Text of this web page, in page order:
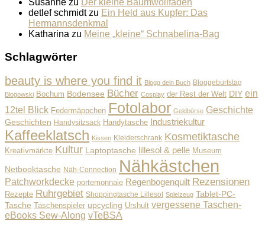
detlef schmidtzu Ein Held aus Kupfer: Das
Hermannsdenkmal
Katharina zu Meine „kleine“ Schnabelina-Bag
Schlagwörter
beauty is where you find it Blogg dein Buch Bloggeburtstag
Blogowski Bochum Bodensee Bücher Cosplay der Rest der Welt DIY ein
12tel Blick Federmäppchen Fotolabor Geldbörse Geschichte
Geschichten Handysitzsack Handytasche Industriekultur
Kaffeeklatsch Kissen Kleiderschrank Kosmetiktasche
Kreativmärkte Kultur Laptoptasche lillesol & pelle Museum
Netbooktasche Näh-Connection Nähkästchen
Patchworkdecke portemonnaie Regenbogenquilt Rezensionen
Rezepte Ruhrgebiet Shoppingtasche Lillesol Spielzeug Tablet-PC-
Tasche Taschenspieler upcycling Urshult vergessene Taschen-
eBooks Sew-Along vTeBSA